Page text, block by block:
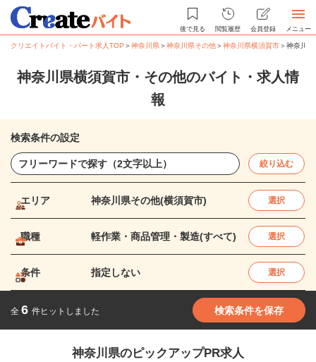
後で見る 閲覧履歴 会員登録 メニュー
クリエイトバイト・パート求人TOP ＞神奈川県＞神奈川県その他＞神奈川県横須賀市＞神奈川
神奈川県横須賀市・その他のバイト・求人情
報
検索条件の設定
絞り込む
エリア 神奈川県その他(横須賀市) 選択
職種 軽作業・商品管理・製造(すべて) 選択
条件 指定しない 選択
全 6 件ヒットしました 検索条件を保存
神奈川県のピックアップPR求人